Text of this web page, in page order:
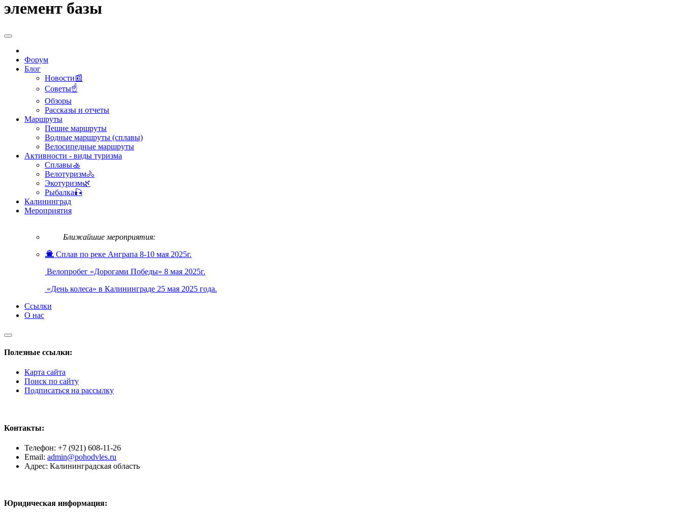
элемент базы
Форум
Блог
Новости📰
Советы☝
Обзоры
Рассказы и отчеты
Маршруты
Пешие маршруты
Водные маршруты (сплавы)
Велосипедные маршруты
Активности - виды туризма
Сплавы🚣
Велотуризм🚴
Экотуризм🌿
Рыбалка🎣
Калининград
Мероприятия
Ближайшие мероприятия:
Сплав по реке Анграпа 8-10 мая 2025г.
Велопробег «Дорогами Победы» 8 мая 2025г.
«День колеса» в Калининграде 25 мая 2025 года.
Ссылки
О нас
Полезные ссылки:
Карта сайта
Поиск по сайту
Подписаться на рассылку
Контакты:
Телефон: +7 (921) 608-11-26
Email: admin@pohodvles.ru
Адрес: Калининградская область
Юридическая информация: